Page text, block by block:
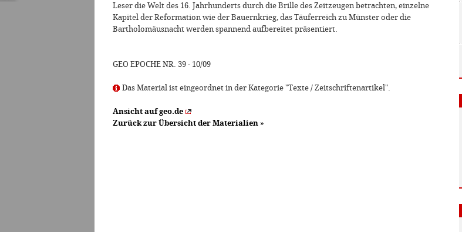
Leser die Welt des 16. Jahrhunderts durch die Brille des Zeitzeugen betrachten, einzelne
Kapitel der Reformation wie der Bauernkrieg, das Täuferreich zu Münster oder die
Bartholomäusnacht werden spannend aufbereitet präsentiert.
GEO EPOCHE NR. 39 - 10/09
Das Material ist eingeordnet in der Kategorie "Texte / Zeitschriftenartikel".
Ansicht auf geo.de
Zurück zur Übersicht der Materialien »